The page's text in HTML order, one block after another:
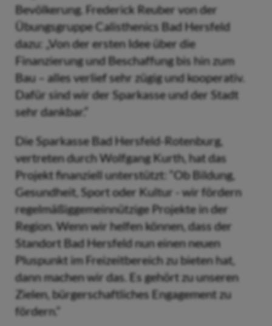
Bevölkerung. Frederick Reuber von der
Übungsgruppe Calisthenics Bad Hersfeld
dazu: „Von der ersten Idee über die
Finanzierung und Beschaffung bis hin zum
Bau – alles verlief sehr zügig und kooperativ.
Dafür sind wir der Sparkasse und der Stadt
sehr dankbar.“
Die Sparkasse Bad Hersfeld-Rotenburg,
vertreten durch Wolfgang Kurth, hat das
Projekt finanziell unterstützt: “Ob Bildung,
Gesundheit, Sport oder Kultur - wir fördern
regelmäßiggemeinnützige Projekte in der
Region. Wenn wir helfen können, dass der
Standort Bad Hersfeld nun einen neuen
Pluspunkt im Freizeitbereich zu bieten hat,
dann machen wir das. Es gehört zu unseren
Zielen, bürgerschaftliches Engagement zu
fördern.“